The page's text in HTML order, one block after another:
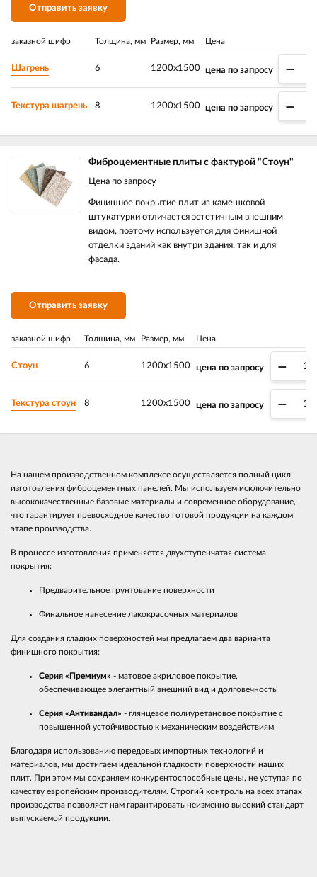
Отправить заявку
заказной шифр Толщина, мм Размер, мм Цена
Шагрень 6 1200х1500 цена по запросу –
Текстура шагрень 8 1200х1500 цена по запросу –
Фиброцементные плиты с фактурой "Стоун"
Цена по запросу
Финишное покрытие плит из камешковой
штукатурки отличается эстетичным внешним
видом, поэтому используется для финишной
отделки зданий как внутри здания, так и для
фасада.
Отправить заявку
заказной шифр Толщина, мм Размер, мм Цена
Стоун 6 1200х1500 цена по запросу –
Текстура стоун 8 1200х1500 цена по запросу –
На нашем производственном комплексе осуществляется полный цикл
изготовления фиброцементных панелей. Мы используем исключительно
высококачественные базовые материалы и современное оборудование,
что гарантирует превосходное качество готовой продукции на каждом
этапе производства.
В процессе изготовления применяется двухступенчатая система
покрытия:
Предварительное грунтование поверхности
Финальное нанесение лакокрасочных материалов
Для создания гладких поверхностей мы предлагаем два варианта
финишного покрытия:
Серия «Премиум» - матовое акриловое покрытие,
обеспечивающее элегантный внешний вид и долговечность
Серия «Антивандал» - глянцевое полиуретановое покрытие с
повышенной устойчивостью к механическим воздействиям
Благодаря использованию передовых импортных технологий и
материалов, мы достигаем идеальной гладкости поверхности наших
плит. При этом мы сохраняем конкурентоспособные цены, не уступая по
качеству европейским производителям. Строгий контроль на всех этапах
производства позволяет нам гарантировать неизменно высокий стандарт
выпускаемой продукции.